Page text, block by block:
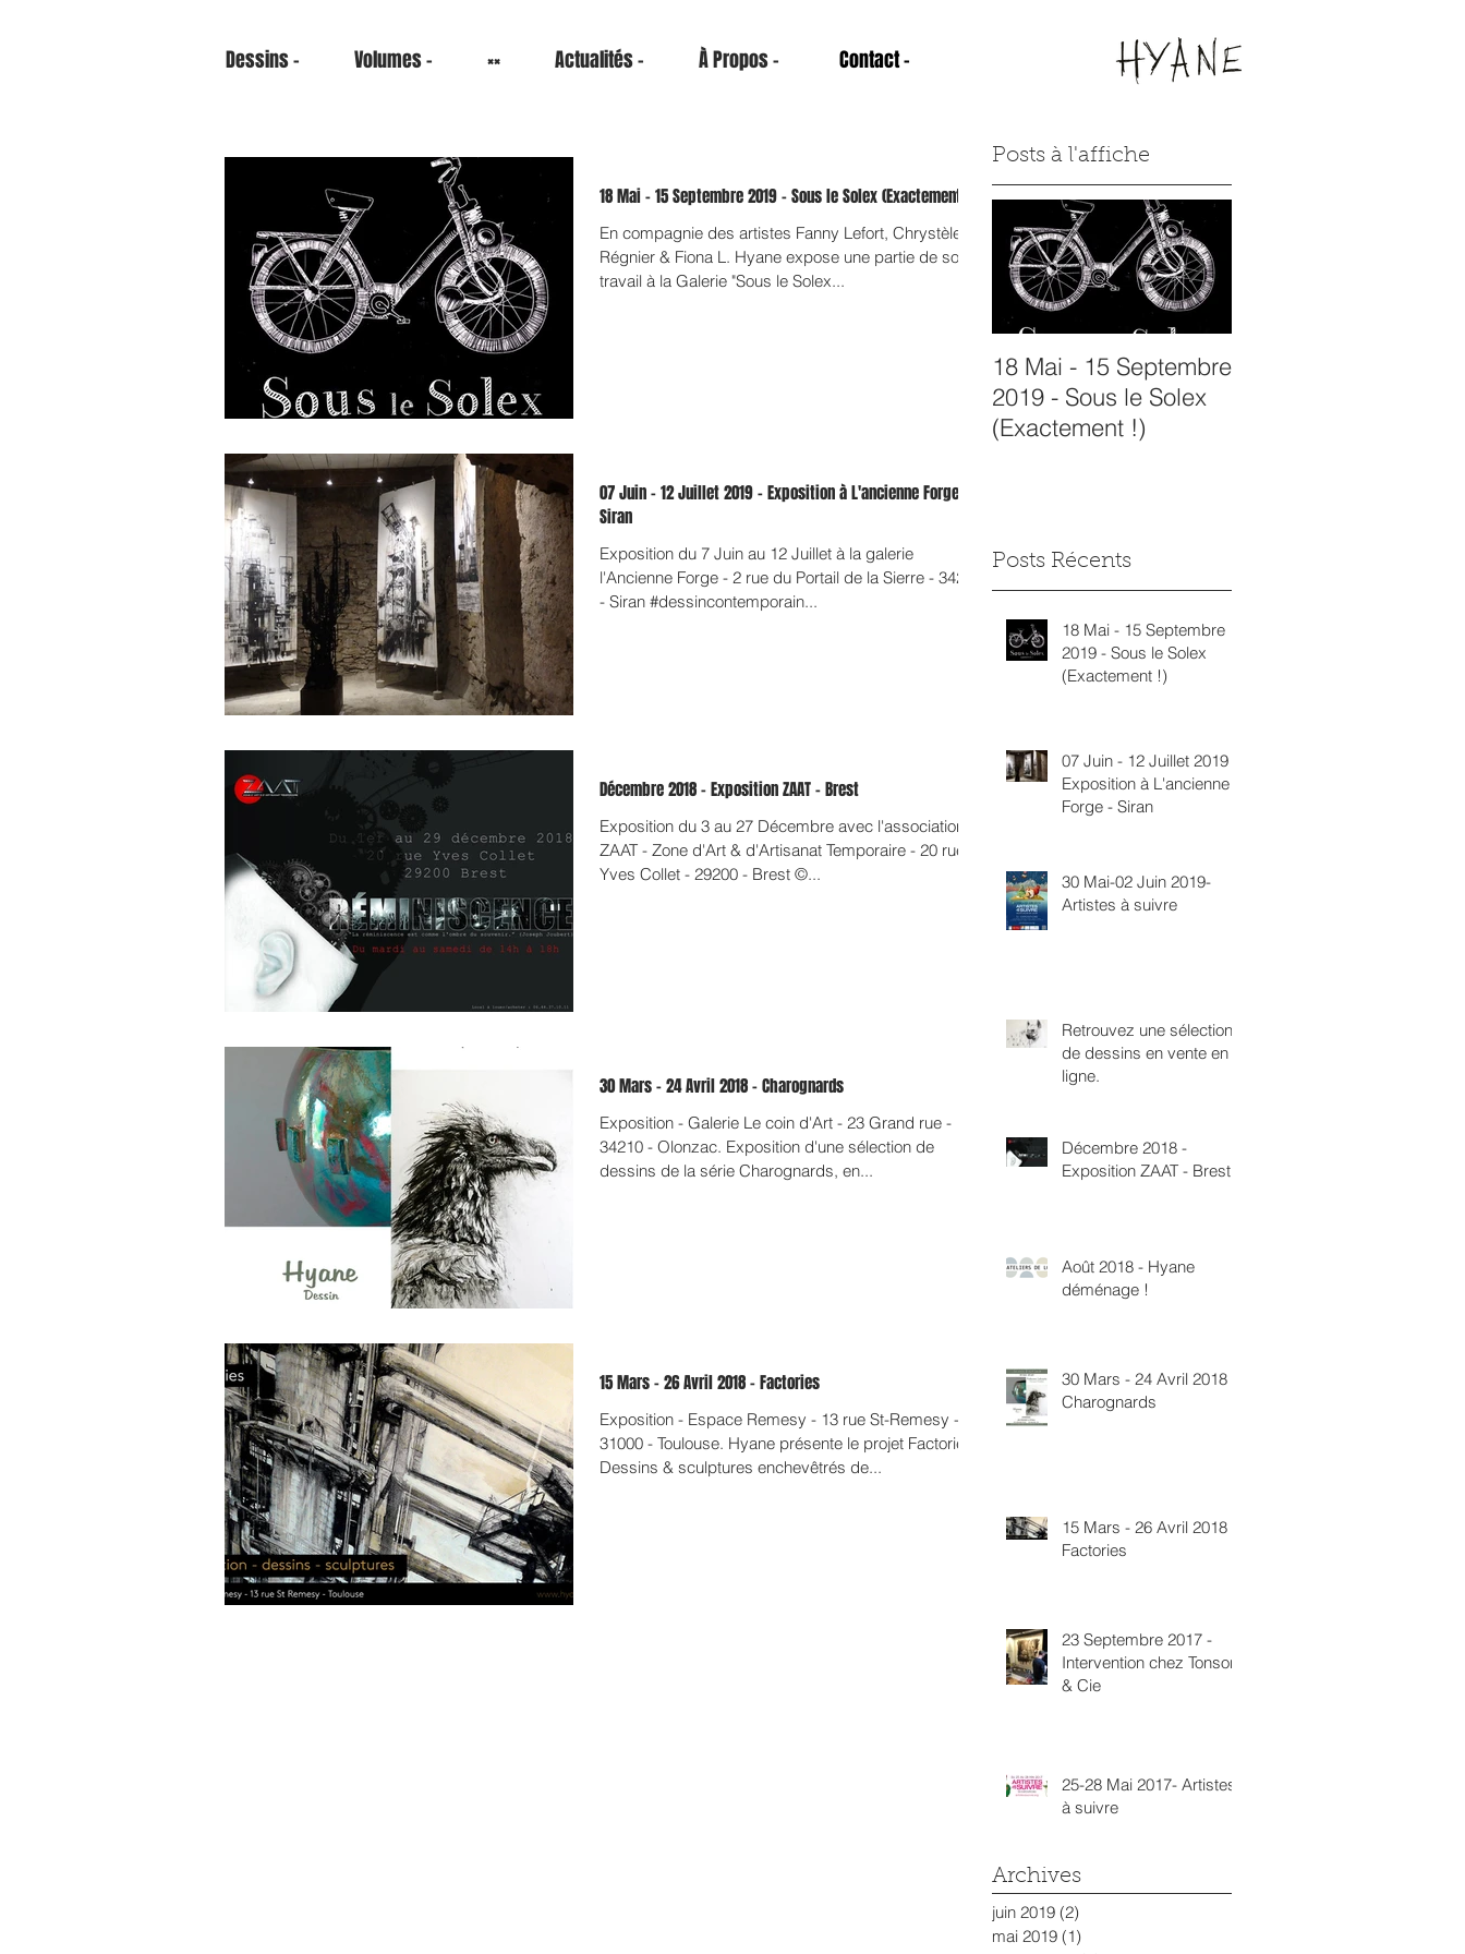
Contact -
Dessins - Volumes - ×× Actualités - À Propos -
18 Mai - 15 Septembre 2019 - Sous le Solex (Exactement !)
En compagnie des artistes Fanny Lefort, Chrystèle
Régnier & Fiona L. Hyane expose une partie de son
travail à la Galerie "Sous le Solex...
07 Juin - 12 Juillet 2019 - Exposition à L'ancienne Forge -
Siran
Exposition du 7 Juin au 12 Juillet à la galerie
l'Ancienne Forge - 2 rue du Portail de la Sierre - 34210
- Siran #dessincontemporain...
Décembre 2018 - Exposition ZAAT - Brest
Exposition du 3 au 27 Décembre avec l'association
ZAAT - Zone d'Art & d'Artisanat Temporaire - 20 rue
Yves Collet - 29200 - Brest ©...
30 Mars - 24 Avril 2018 - Charognards
Exposition - Galerie Le coin d'Art - 23 Grand rue -
34210 - Olonzac. Exposition d'une sélection de
dessins de la série Charognards, en...
15 Mars - 26 Avril 2018 - Factories
Exposition - Espace Remesy - 13 rue St-Remesy -
31000 - Toulouse. Hyane présente le projet Factories.
Dessins & sculptures enchevêtrés de...
Posts à l'affiche
18 Mai - 15 Septembre
2019 - Sous le Solex
(Exactement !)
Posts Récents
18 Mai - 15 Septembre
2019 - Sous le Solex
(Exactement !)
07 Juin - 12 Juillet 2019 -
Exposition à L'ancienne
Forge - Siran
30 Mai-02 Juin 2019-
Artistes à suivre
Retrouvez une sélection
de dessins en vente en
ligne.
Décembre 2018 -
Exposition ZAAT - Brest
Août 2018 - Hyane
déménage !
30 Mars - 24 Avril 2018 -
Charognards
15 Mars - 26 Avril 2018 -
Factories
23 Septembre 2017 -
Intervention chez Tonsor
& Cie
25-28 Mai 2017- Artistes
à suivre
Archives
juin 2019 (2)
mai 2019 (1)